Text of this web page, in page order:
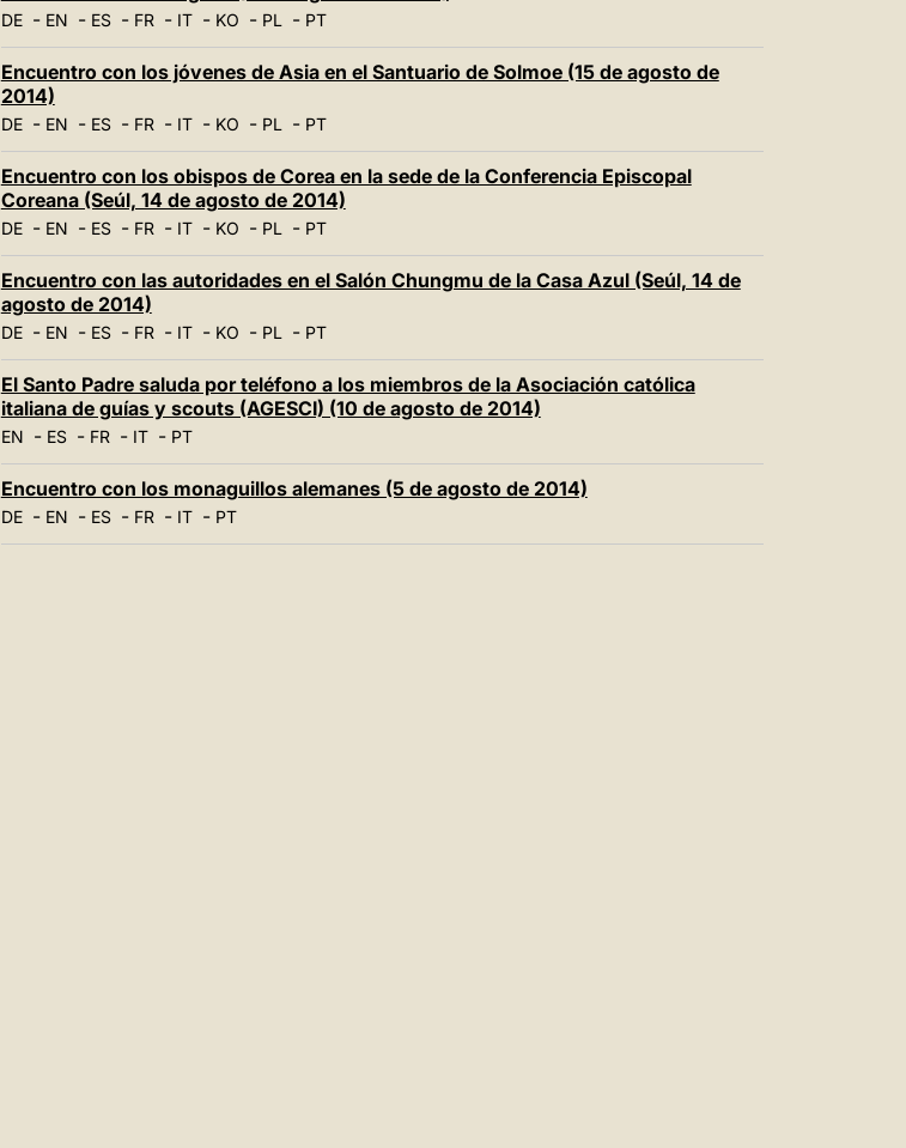
DE- EN - ES- FR- IT- KO - PL- PT
Encuentro con los jóvenes de Asia en el Santuario de Solmoe (15 de agosto de
2014)
DE- EN - ES- FR- IT- KO - PL- PT
Encuentro con los obispos de Corea en la sede de la Conferencia Episcopal
Coreana (Seúl, 14 de agosto de 2014)
DE- EN - ES- FR- IT- KO - PL- PT
Encuentro con las autoridades en el Salón Chungmu de la Casa Azul (Seúl, 14 de
agosto de 2014)
DE- EN - ES- FR- IT- KO - PL- PT
El Santo Padre saluda por teléfono a los miembros de la Asociación católica
italiana de guías y scouts (AGESCI) (10 de agosto de 2014)
EN - ES- FR- IT- PT
Encuentro con los monaguillos alemanes (5 de agosto de 2014)
DE- EN - ES- FR- IT- PT